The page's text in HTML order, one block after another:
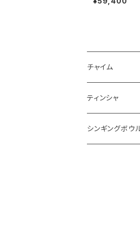
OWLS (クリスタ
チャイム
ティンシャ
シンギングボウ